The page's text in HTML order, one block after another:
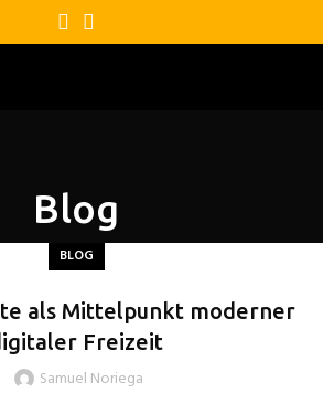
Blog
BLOG
als Mittelpunkt moderner
Freizeit
Samuel Noriega